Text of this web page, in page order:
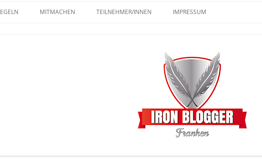
MITMACHEN TEILNEHMER/INNEN IMPRESSUM